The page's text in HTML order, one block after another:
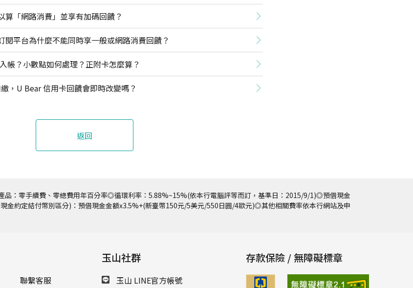
算「網路消費」並享有加碼回饋？
閱平台為什麼不能同時享一般或網路消費回饋？
帳？小數點如何處理？正附卡怎麼算？
，U Bear 信用卡回饋會即時改變嗎？
返回
品：零手續費、零總費用年百分率◎循環利率：5.88%~15%(依本行電腦評等而訂，基準日：2015/9/1)◎預借現金
金約定結付幣別區分)：預借現金金額x3.5%+(新臺幣150元/5美元/550日圓/4歐元)◎其他相關費率依本行網站及申
聯繫客服
玉山社群
玉山 LINE官方帳號
存款保險 / 無障礙標章